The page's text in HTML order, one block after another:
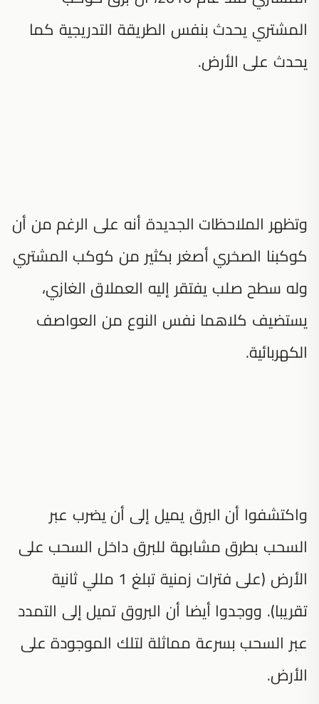
المشتري يحدث بنفس الطريقة التدريجية كما
يحدث على الأرض.
وتظهر الملاحظات الجديدة أنه على الرغم من أن
كوكبنا الصخري أصغر بكثير من كوكب المشتري
وله سطح صلب يفتقر إليه العملاق الغازي،
يستضيف كلاهما نفس النوع من العواصف
الكهربائية.
واكتشفوا أن البرق يميل إلى أن يضرب عبر
السحب بطرق مشابهة للبرق داخل السحب على
الأرض (على فترات زمنية تبلغ 1 مللي ثانية
تقريبا). ووجدوا أيضا أن البروق تميل إلى التمدد
عبر السحب بسرعة مماثلة لتلك الموجودة على
الأرض.